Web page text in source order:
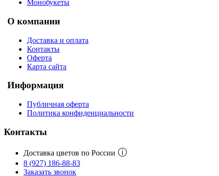
Монобукеты
О компании
Доставка и оплата
Контакты
Оферта
Карта сайта
Информация
Публичная оферта
Политика конфиденциальности
Контакты
Доставка цветов по России ⓘ
8 (927) 186-88-83
Заказать звонок